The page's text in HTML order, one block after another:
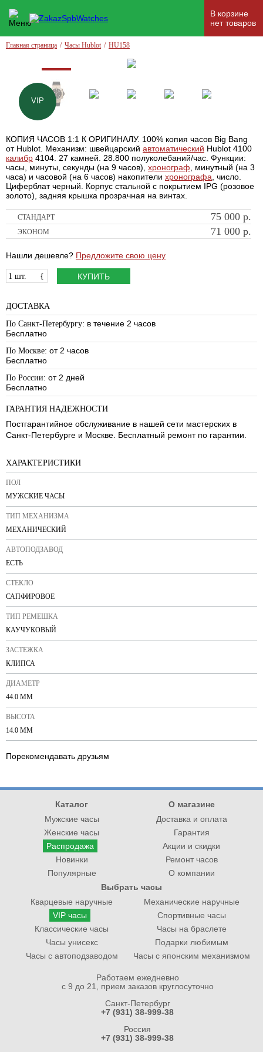
Главная страница / Часы Hublot / HU158
VIP
КОПИЯ ЧАСОВ 1:1 К ОРИГИНАЛУ. 100% копия часов Big Bang
от Hublot. Механизм: швейцарский автоматический Hublot 4100
калибр 4104. 27 камней. 28.800 полуколебаний/час. Функции:
часы, минуты, секунды (на 9 часов), хронограф , минутный (на 3
часа) и часовой (на 6 часов) накопители хронографа , число.
Циферблат черный. Корпус стальной с покрытием IPG (розовое
золото), задняя крышка прозрачная на винтах.
СТАНДАРТ 75 000 р.
ЭКОНОМ 71 000 р.
Нашли дешевле? Предложите свою цену
{
1 шт. КУПИТЬ
ДОСТАВКА
По Санкт-Петербургу: в течение 2 часов
Бесплатно
По Москве: от 2 часов
Бесплатно
По России: от 2 дней
Бесплатно
ГАРАНТИЯ НАДЕЖНОСТИ
Постгарантийное обслуживание в нашей сети мастерских в
Санкт-Петербурге и Москве. Бесплатный ремонт по гарантии.
ХАРАКТЕРИСТИКИ
ПОЛ
МУЖСКИЕ ЧАСЫ
ТИП МЕХАНИЗМА
МЕХАНИЧЕСКИЙ
АВТОПОДЗАВОД
ЕСТЬ
СТЕКЛО
САПФИРОВОЕ
ТИП РЕМЕШКА
КАУЧУКОВЫЙ
ЗАСТЕЖКА
КЛИПСА
ДИАМЕТР
44.0 ММ
ВЫСОТА
14.0 ММ
Порекомендавать друзьям
Выбрать часы
Работаем ежедневно
с 9 до 21, прием заказов круглосуточно
Санкт-Петербург
+7 (931) 38-999-38
Россия
+7 (931) 38-999-38
Каталог О магазине
Кварцевые наручные
VIP часы
Классические часы
Часы унисекс
Часы с автоподзаводом
Доставка и оплата
Гарантия
Акции и скидки
Ремонт часов
О компании
Мужские часы
Женские часы
Распродажа
Новинки
Популярные
Механические наручные
Спортивные часы
Часы на браслете
Подарки любимым
Часы с японским механизмом
В корзине
нет товаров